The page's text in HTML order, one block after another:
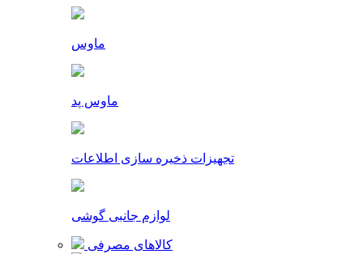
ماوس
ماوس پد
تجهیزات ذخیره سازی اطلاعات
لوازم جانبی گوشی
کالاهای مصرفی